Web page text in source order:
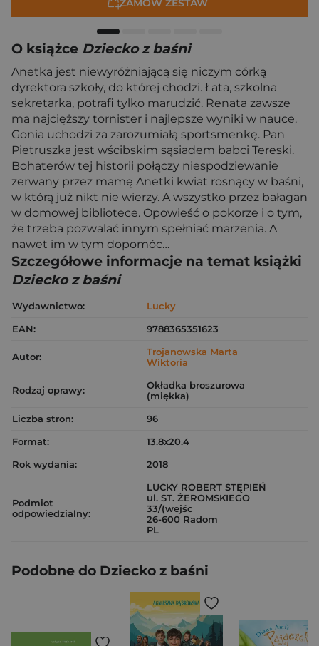
ZAMÓW ZESTAW
O książce Dziecko z baśni
Anetka jest niewyróżniającą się niczym córką
dyrektora szkoły, do której chodzi. Łata, szkolna
sekretarka, potrafi tylko marudzić. Renata zawsze
ma najcięższy tornister i najlepsze wyniki w nauce.
Gonia uchodzi za zarozumiałą sportsmenkę. Pan
Pietruszka jest wścibskim sąsiadem babci Tereski.
Bohaterów tej historii połączy niespodziewanie
zerwany przez mamę Anetki kwiat rosnący w baśni,
w którą już nikt nie wierzy. A wszystko przez bałagan
w domowej bibliotece. Opowieść o pokorze i o tym,
że trzeba pozwalać innym spełniać marzenia. A
nawet im w tym dopomóc…
Szczegółowe informacje na temat książki
Dziecko z baśni
Wydawnictwo:
Lucky
EAN:
9788365351623
Autor:
Trojanowska Marta
Wiktoria
Rodzaj oprawy:
Okładka broszurowa
(miękka)
Liczba stron:
96
Format:
13.8x20.4
Rok wydania:
2018
Podmiot
odpowiedzialny:
LUCKY ROBERT STĘPIEŃ
ul. ST. ŻEROMSKIEGO
33/(wejśc
26-600 Radom
PL
Podobne do Dziecko z baśni